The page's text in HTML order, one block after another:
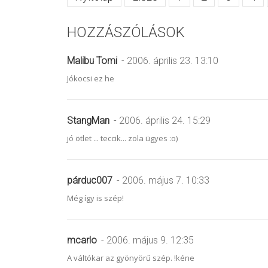
HOZZÁSZÓLÁSOK
Malibu Tomi - 2006. április 23. 13:10
Jókocsi ez he
StangMan - 2006. április 24. 15:29
jó ötlet ... teccik... zola ügyes :o)
párduc007 - 2006. május 7. 10:33
Még így is szép!
mcarlo - 2006. május 9. 12:35
A váltókar az gyönyörű szép. !kéne